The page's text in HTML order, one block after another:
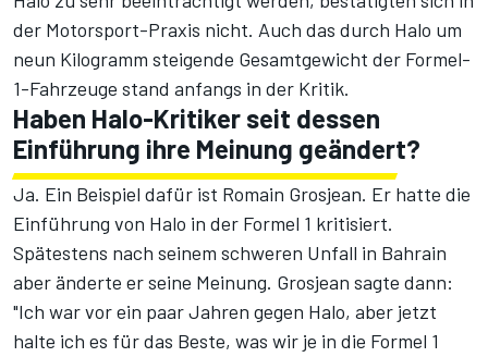
der Motorsport-Praxis nicht. Auch das durch Halo um
neun Kilogramm steigende Gesamtgewicht der Formel-
1-Fahrzeuge stand anfangs in der Kritik.
Haben Halo-Kritiker seit dessen
Einführung ihre Meinung geändert?
Ja. Ein Beispiel dafür ist Romain Grosjean. Er hatte die
Einführung von Halo in der Formel 1 kritisiert.
Spätestens nach seinem schweren Unfall in Bahrain
aber änderte er seine Meinung. Grosjean sagte dann:
"Ich war vor ein paar Jahren gegen Halo, aber jetzt
halte ich es für das Beste, was wir je in die Formel 1